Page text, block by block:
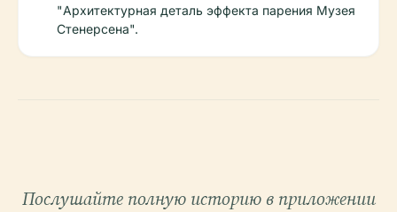
"Архитектурная деталь эффекта парения Музея
Стенерсена".
Послушайте полную историю в приложении